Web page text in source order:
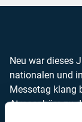
Neu war dieses
nationalen und
Messetag klang
Atmosphäre zu